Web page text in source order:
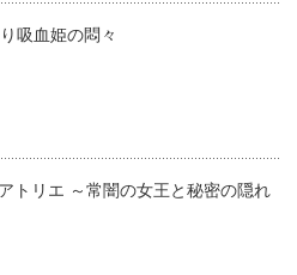
吸血姫の悶々
トリエ ～常闇の女王と秘密の隠れ